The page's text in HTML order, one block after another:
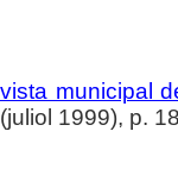
municipal
1999), p.